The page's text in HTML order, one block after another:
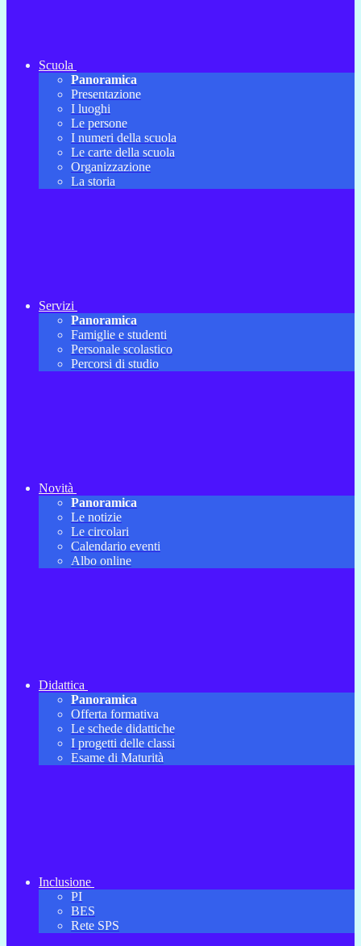
Scuola
Panoramica
Presentazione
I luoghi
Le persone
I numeri della scuola
Le carte della scuola
Organizzazione
La storia
Servizi
Panoramica
Famiglie e studenti
Personale scolastico
Percorsi di studio
Novità
Panoramica
Le notizie
Le circolari
Calendario eventi
Albo online
Didattica
Panoramica
Offerta formativa
Le schede didattiche
I progetti delle classi
Esame di Maturità
Inclusione
PI
BES
Rete SPS